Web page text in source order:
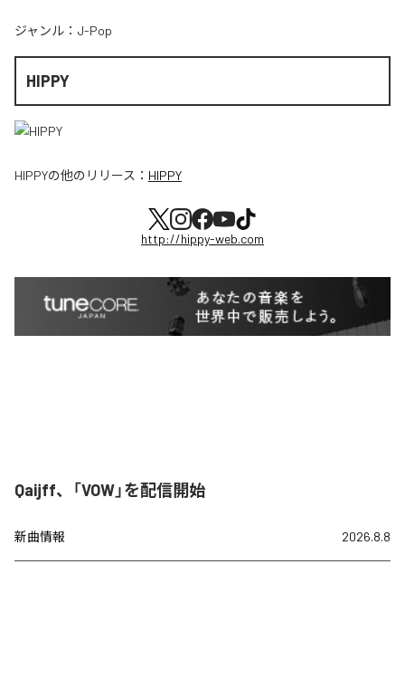
ジャンル： J-Pop
HIPPY
HIPPYの他のリリース： HIPPY
http://hippy-web.com
Qaijff、「VOW」を配信開始
新曲情報 2026.8.8